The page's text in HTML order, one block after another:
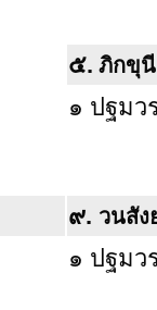
๕. ภิกขุ
๑ ปฐม
๙. วนสั
๑ ปฐม